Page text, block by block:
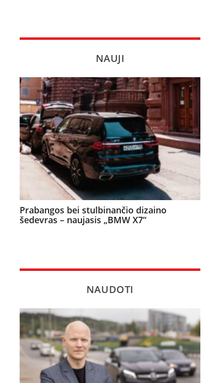
NAUJI
Prabangos bei stulbinančio dizaino
šedevras – naujasis „BMW X7“
NAUDOTI